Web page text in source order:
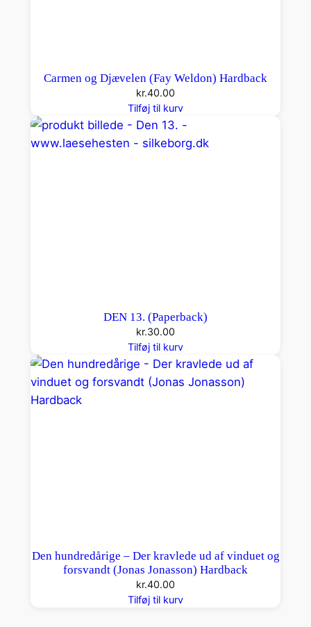
Carmen og Djævelen (Fay Weldon) Hardback
kr.40.00
Tilføj til kurv
DEN 13. (Paperback)
kr.30.00
Tilføj til kurv
Den hundredårige – Der kravlede ud af vinduet og
forsvandt (Jonas Jonasson) Hardback
kr.40.00
Tilføj til kurv